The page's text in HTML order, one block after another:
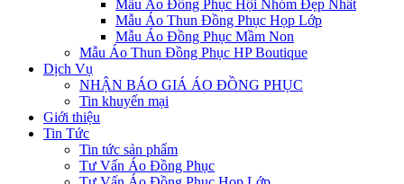
Mẫu Áo Đồng Phục Hội Nhóm Đẹp Nhất
Mẫu Áo Thun Đồng Phục Họp Lớp
Mẫu Áo Đồng Phục Mầm Non
Mẫu Áo Thun Đồng Phục HP Boutique
Dịch Vụ
NHẬN BÁO GIÁ ÁO ĐỒNG PHỤC
Tin khuyến mại
Giới thiệu
Tin Tức
Tin tức sản phẩm
Tư Vấn Áo Đồng Phục